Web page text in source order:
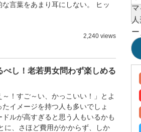
言葉をあまり耳にしない。 ヒッ
2,240 views
べし！老若男女問わず楽しめる
！すご～い、かっこいい！」とよ
イメージを持つ人も多いでしょ
ルが高すぎると思う人もいるかも
に、さほど費用がかからず、しか